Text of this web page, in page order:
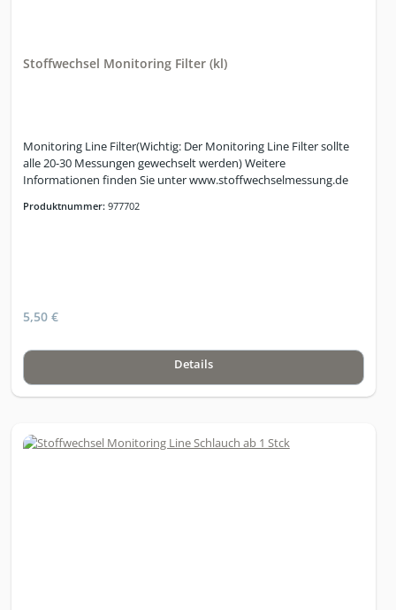
Stoffwechsel Monitoring Filter (kl)
Monitoring Line Filter(Wichtig: Der Monitoring Line Filter sollte
alle 20-30 Messungen gewechselt werden) Weitere
Informationen finden Sie unter www.stoffwechselmessung.de
Produktnummer: 977702
5,50 €
Details